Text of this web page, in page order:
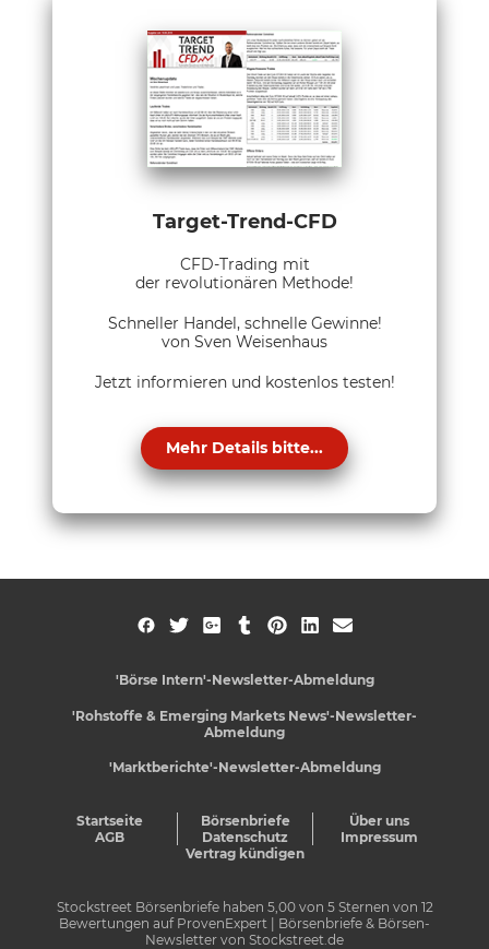
Target-Trend-CFD
CFD-Trading mit
der revolutionären Methode!
Schneller Handel, schnelle Gewinne!
von Sven Weisenhaus
Jetzt informieren und kostenlos testen!
Mehr Details bitte...
'Börse Intern'-Newsletter-Abmeldung
'Rohstoffe & Emerging Markets News'-Newsletter-
Abmeldung
'Marktberichte'-Newsletter-Abmeldung
Startseite Börsenbriefe
Über uns
AGB
Datenschutz
Impressum
Vertrag kündigen
Stockstreet Börsenbriefe haben 5,00von 5Sternen von 12
Bewertungen auf ProvenExpert
| Börsenbriefe & Börsen-
Newsletter von Stockstreet.de